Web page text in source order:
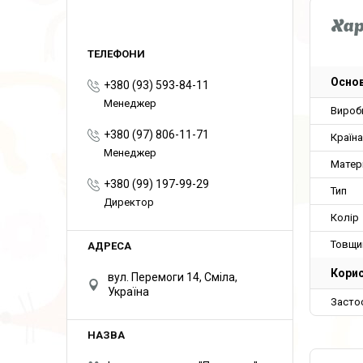
Тип
Колір
+380 (93) 593-84-11
Менеджер
+380 (97) 806-11-71
Менеджер
+380 (99) 197-99-29
Директор
вул. Перемоги 14, Сміла,
Україна